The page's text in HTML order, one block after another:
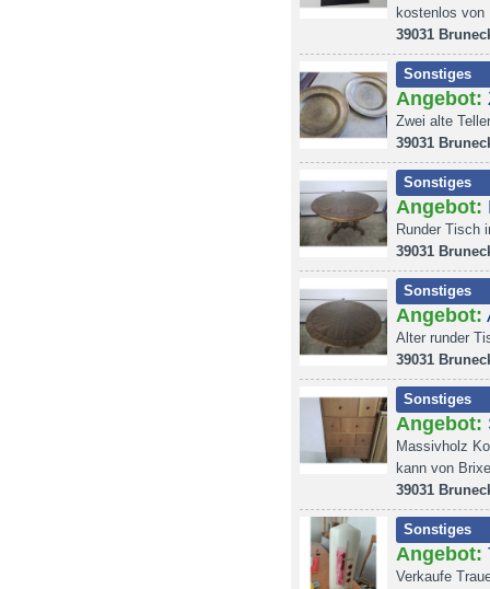
kostenlos von
39031
Sonstiges
Angebot:
Zwei alte
39031
Sonstiges
Angebot:
Runder Tisch
39031
Sonstiges
Angebot:
Alter runder
39031
Sonstiges
Angebot:
Massivholz
kann von
39031
Sonstiges
Angebot:
Verkaufe